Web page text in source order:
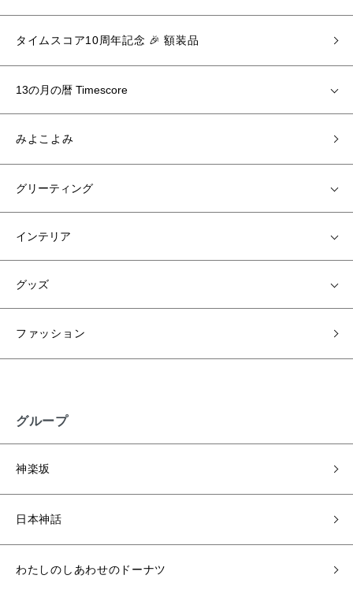
タイムスコア10周年記念 🎉 額装品
13の月の暦 Timescore
みよこよみ
グリーティング
インテリア
グッズ
ファッション
グループ
神楽坂
日本神話
わたしのしあわせのドーナツ